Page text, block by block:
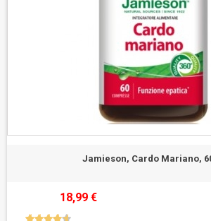
Jamieson, Cardo Mariano,
18,99 €